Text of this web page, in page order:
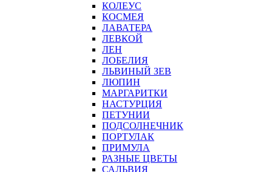
КОЛЕУС
КОСМЕЯ
ЛАВАТЕРА
ЛЕВКОЙ
ЛЕН
ЛОБЕЛИЯ
ЛЬВИНЫЙ ЗЕВ
ЛЮПИН
МАРГАРИТКИ
НАСТУРЦИЯ
ПЕТУНИИ
ПОДСОЛНЕЧНИК
ПОРТУЛАК
ПРИМУЛА
РАЗНЫЕ ЦВЕТЫ
САЛЬВИЯ